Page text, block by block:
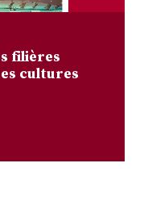
filières
cultures